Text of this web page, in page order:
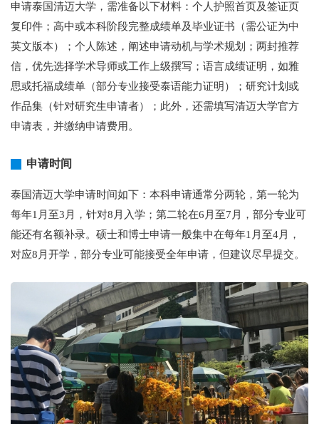
申请泰国清迈大学，需准备以下材料：个人护照首页及签证页
复印件；高中或本科阶段完整成绩单及毕业证书（需公证为中
英文版本）；个人陈述，阐述申请动机与学术规划；两封推荐
信，优先选择学术导师或工作上级撰写；语言成绩证明，如雅
思或托福成绩单（部分专业接受泰语能力证明）；研究计划或
作品集（针对研究生申请者）；此外，还需填写清迈大学官方
申请表，并缴纳申请费用。
申请时间
泰国清迈大学申请时间如下：本科申请通常分两轮，第一轮为
每年1月至3月，针对8月入学；第二轮在6月至7月，部分专业可
能还有名额补录。硕士和博士申请一般集中在每年1月至4月，
对应8月开学，部分专业可能接受全年申请，但建议尽早提交。